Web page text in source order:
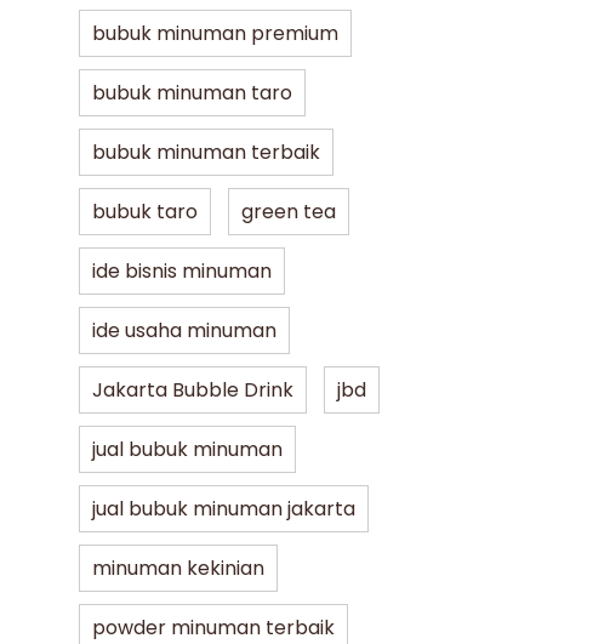
bubuk minuman premium
bubuk minuman taro
bubuk minuman terbaik
bubuk taro green tea
ide bisnis minuman
ide usaha minuman
Jakarta Bubble Drink jbd
jual bubuk minuman
jual bubuk minuman jakarta
minuman kekinian
powder minuman terbaik